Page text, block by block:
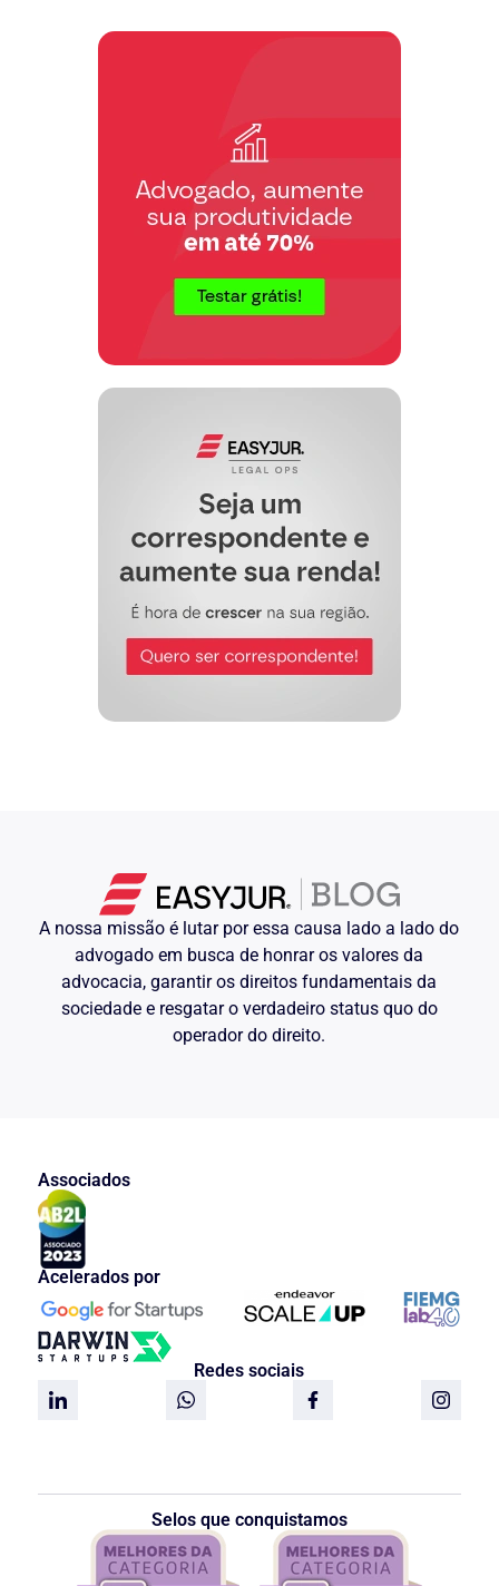
A nossa missão é lutar por essa causa lado a lado do
advogado em busca de honrar os valores da
advocacia, garantir os direitos fundamentais da
sociedade e resgatar o verdadeiro status quo do
operador do direito.
Associados
Acelerados por
Redes sociais
Selos que conquistamos